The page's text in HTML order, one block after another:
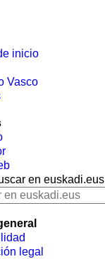
inicio
Vasco
en euskadi.eus
legal